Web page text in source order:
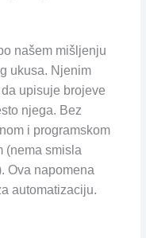
našem mišljenju
ukusa. Njenim
upisuje brojeve
njega. Bez
i programskom
(nema smisla
Ova napomena
automatizaciju.